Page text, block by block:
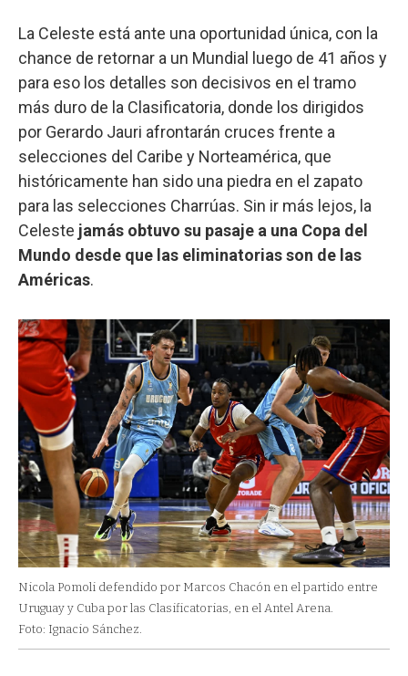
La Celeste está ante una oportunidad única, con la
chance de retornar a un Mundial luego de 41 años y
para eso los detalles son decisivos en el tramo
más duro de la Clasificatoria, donde los dirigidos
por Gerardo Jauri afrontarán cruces frente a
selecciones del Caribe y Norteamérica, que
históricamente han sido una piedra en el zapato
para las selecciones Charrúas. Sin ir más lejos, la
Celeste jamás obtuvo su pasaje a una Copa del
Mundo desde que las eliminatorias son de las
Américas.
Nicola Pomoli defendido por Marcos Chacón en el partido entre
Uruguay y Cuba por las Clasificatorias, en el Antel Arena.
Foto: Ignacio Sánchez.